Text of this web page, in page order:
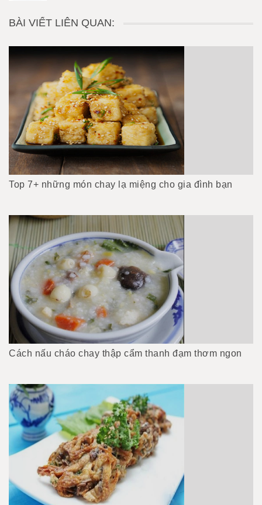
BÀI VIẾT LIÊN QUAN:
Top 7+ những món chay lạ miệng cho gia đình bạn
Cách nấu cháo chay thập cẩm thanh đạm thơm ngon